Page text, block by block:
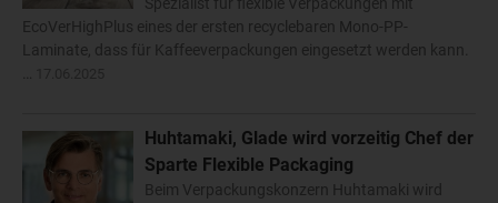
EcoVerHighPlus eines der ersten recyclebaren Mono-PP-
Laminate, dass für Kaffeeverpackungen eingesetzt werden kann.
Huhtamaki, Glade wird vorzeitig Chef der
Sparte Flexible Packaging
Beim Verpackungskonzern Huhtamaki wird